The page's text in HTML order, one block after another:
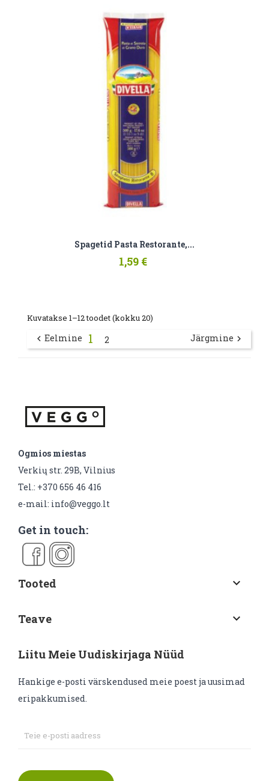
Spagetid Pasta Restorante,...
1,59 €
Kuvatakse 1–12 toodet (kokku 20)
 Eelmine 1 2 Järgmine 
Ogmios miestas
Verkių str. 29B, Vilnius
Tel.: +370 656 46 416
e-mail: info@veggo.lt
Get in touch:
Tooted keyboard_arrow_down
Teave keyboard_arrow_down
Liitu Meie Uudiskirjaga Nüüd
Hankige e-posti värskendused meie poest ja uusimad
eripakkumised.